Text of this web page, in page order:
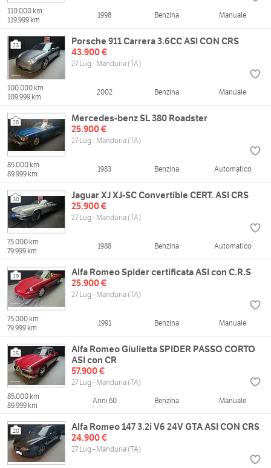
110.000 km
119.999 km
1998 Benzina Manuale
23
Porsche 911 Carrera 3.6CC ASI CON CRS
43.900 €
27 Lug - Manduria (TA)
100.000 km
109.999 km
2002 Benzina Manuale
28
Mercedes-benz SL 380 Roadster
25.900 €
27 Lug - Manduria (TA)
85.000 km
89.999 km
1983 Benzina Automatico
30
Jaguar XJ XJ-SC Convertible CERT. ASI CRS
25.900 €
27 Lug - Manduria (TA)
75.000 km
79.999 km
1988 Benzina Automatico
19
Alfa Romeo Spider certificata ASI con C.R.S
25.900 €
27 Lug - Manduria (TA)
75.000 km
79.999 km
1991 Benzina Manuale
25
Alfa Romeo Giulietta SPIDER PASSO CORTO
ASI con CR
57.900 €
27 Lug - Manduria (TA)
85.000 km
89.999 km
Anni 60 Benzina Manuale
20
Alfa Romeo 147 3.2i V6 24V GTA ASI CON CRS
24.900 €
27 Lug - Manduria (TA)